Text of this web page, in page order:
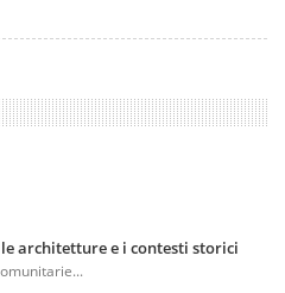
architetture e i contesti storici